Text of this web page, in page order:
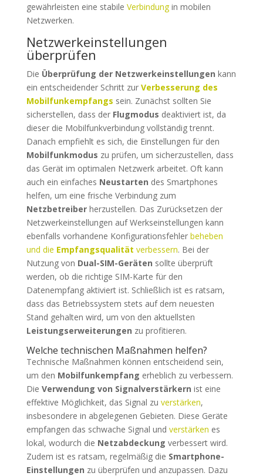
gewährleisten eine stabile Verbindungin mobilen
Netzwerken.
Netzwerkeinstellungen
überprüfen
Die Überprüfung der Netzwerkeinstellungen kann
ein entscheidender Schritt zur Verbesserung des
Mobilfunkempfangs sein. Zunächst sollten Sie
sicherstellen, dass der Flugmodus deaktiviert ist, da
dieser die Mobilfunkverbindung vollständig trennt.
Danach empfiehlt es sich, die Einstellungen für den
Mobilfunkmodus zu prüfen, um sicherzustellen, dass
das Gerät im optimalen Netzwerk arbeitet. Oft kann
auch ein einfaches Neustarten des Smartphones
helfen, um eine frische Verbindung zum
Netzbetreiberherzustellen. Das Zurücksetzen der
Netzwerkeinstellungen auf Werkseinstellungen kann
ebenfalls vorhandene Konfigurationsfehler beheben
und die Empfangsqualität verbessern. Bei der
Nutzung von Dual-SIM-Geräten sollte überprüft
werden, ob die richtige SIM-Karte für den
Datenempfang aktiviert ist. Schließlich ist es ratsam,
dass das Betriebssystem stets auf dem neuesten
Stand gehalten wird, um von den aktuellsten
Leistungserweiterungen zu profitieren.
Welche technischen Maßnahmen helfen?
Technische Maßnahmen können entscheidend sein,
um den Mobilfunkempfang erheblich zu verbessern.
Die Verwendung von Signalverstärkern ist eine
effektive Möglichkeit, das Signal zu verstärken,
insbesondere in abgelegenen Gebieten. Diese Geräte
empfangen das schwache Signal und verstärken es
lokal, wodurch die Netzabdeckung verbessert wird.
Zudem ist es ratsam, regelmäßig die Smartphone-
Einstellungen zu überprüfen und anzupassen. Dazu